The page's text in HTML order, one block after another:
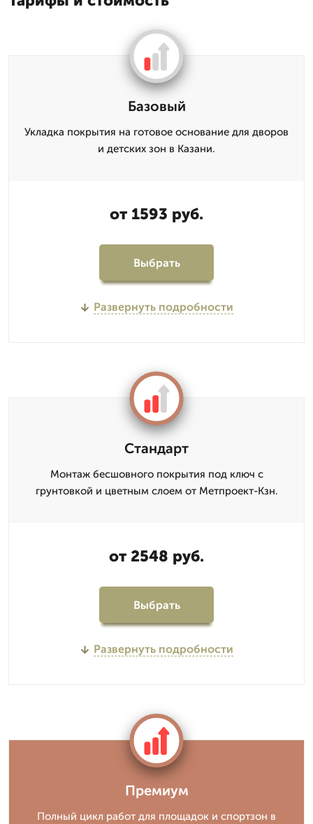
Базовый
Укладка покрытия на готовое основание для дворов
и детских зон в Казани.
от 1593 руб.
Выбрать
Развернуть подробности
Стандарт
Монтаж бесшовного покрытия под ключ с
грунтовкой и цветным слоем от Метпроект-Кзн.
от 2548 руб.
Выбрать
Развернуть подробности
Премиум
Полный цикл работ для площадок и спортзон в